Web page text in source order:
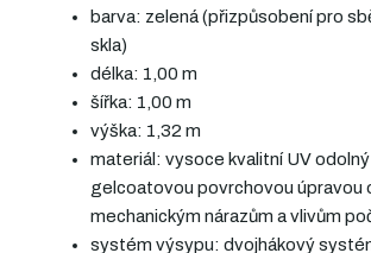
barva: zelená (přizpůsobení pro
skla)
délka: 1,00 m
šířka: 1,00 m
výška: 1,32 m
materiál: vysoce kvalitní UV
gelcoatovou povrchovou úpravou
mechanickým nárazům a vlivům
systém výsypu: dvojhákový